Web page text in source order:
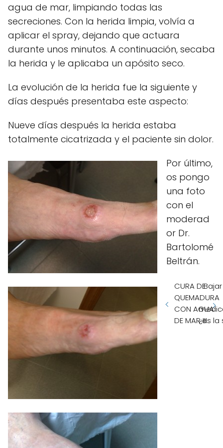
agua de mar, limpiando todas las
secreciones. Con la herida limpia, volvía a
aplicar el spray, dejando que actuara
durante unos minutos. A continuación, secaba
la herida y le aplicaba un apósito seco.
La evolución de la herida fue la siguiente y
días después presentaba este aspecto:
Nueve días después la herida estaba
totalmente cicatrizada y el paciente sin dolor.
Por último,
os pongo
una foto
con el
moderad
or Dr.
Bartolomé
Beltrán.
CURA DE
QUEMADURA
CON AGUA
DE MAR III.¿es la